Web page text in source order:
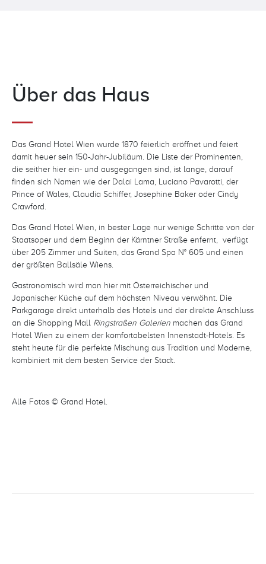
Über das Haus
Das Grand Hotel Wien wurde 1870 feierlich eröffnet und feiert
damit heuer sein 150-Jahr-Jubiläum. Die Liste der Prominenten,
die seither hier ein- und ausgegangen sind, ist lange, darauf
finden sich Namen wie der Dalai Lama, Luciano Pavarotti, der
Prince of Wales, Claudia Schiffer, Josephine Baker oder Cindy
Crawford.
Das Grand Hotel Wien, in bester Lage nur wenige Schritte von der
Staatsoper und dem Beginn der Kärntner Straße enfernt, verfügt
über 205 Zimmer und Suiten, das Grand Spa N° 605 und einen
der größten Ballsäle Wiens.
Gastronomisch wird man hier mit Österreichischer und
Japanischer Küche auf dem höchsten Niveau verwöhnt. Die
Parkgarage direkt unterhalb des Hotels und der direkte Anschluss
an die Shopping Mall Ringstraßen Galerien machen das Grand
Hotel Wien zu einem der komfortabelsten Innenstadt-Hotels. Es
steht heute für die perfekte Mischung aus Tradition und Moderne,
kombiniert mit dem besten Service der Stadt.
Alle Fotos © Grand Hotel.